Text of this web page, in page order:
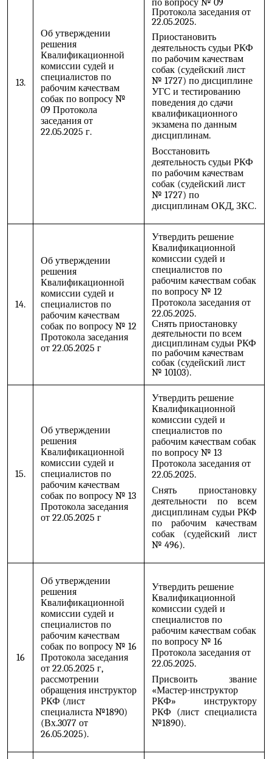
13.
Об утверждении
решения
Квалификационной
комиссии судей и
специалистов по
рабочим качествам
собак по вопросу №
09 Протокола
заседания от
22.05.2025 г.
по вопросу № 09
Протокола заседания от
22.05.2025.
Приостановить
деятельность судьи РКФ
по рабочим качествам
собак (судейский лист
№ 1727) по дисциплине
УГС и тестированию
поведения до сдачи
квалификационного
экзамена по данным
дисциплинам.
Восстановить
деятельность судьи РКФ
по рабочим качествам
собак (судейский лист
№ 1727) по
дисциплинам ОКД, ЗКС.
14.
Об утверждении
решения
Квалификационной
комиссии судей и
специалистов по
рабочим качествам
собак по вопросу № 12
Протокола заседания
от 22.05.2025 г
Утвердить решение
Квалификационной
комиссии судей и
специалистов по
рабочим качествам собак
по вопросу № 12
Протокола заседания от
22.05.2025.
Снять приостановку
деятельности по всем
дисциплинам судьи РКФ
по рабочим качествам
собак (судейский лист
№ 10103).
15.
Об утверждении
решения
Квалификационной
комиссии судей и
специалистов по
рабочим качествам
собак по вопросу № 13
Протокола заседания
от 22.05.2025 г
Утвердить решение
Квалификационной
комиссии судей и
специалистов по
рабочим качествам собак
по вопросу № 13
Протокола заседания от
22.05.2025.
Снять приостановку
деятельности по всем
дисциплинам судьи РКФ
по рабочим качествам
собак (судейский лист
№ 496).
16
Об утверждении
решения
Квалификационной
комиссии судей и
специалистов по
рабочим качествам
собак по вопросу № 16
Протокола заседания
от 22.05.2025 г,
рассмотрении
обращения инструктор
РКФ (лист
специалиста №1890)
(Вх.3077 от
26.05.2025).
Утвердить решение
Квалификационной
комиссии судей и
специалистов по
рабочим качествам собак
по вопросу № 16
Протокола заседания от
22.05.2025.
Присвоить звание
«Мастер-инструктор
РКФ» инструктору
РКФ (лист специалиста
№1890).